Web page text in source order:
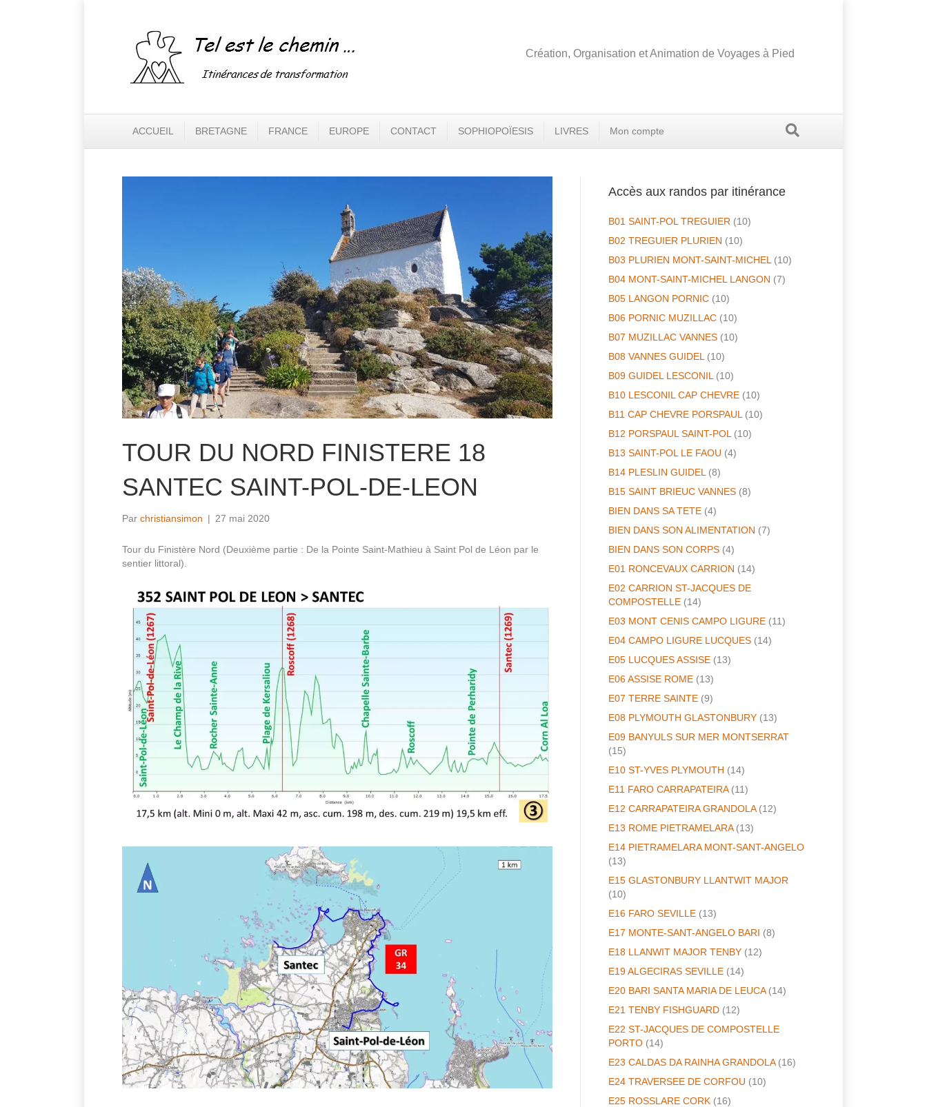
Création, Organisation et Animation de Voyages à Pied
ACCUEIL BRETAGNE FRANCE EUROPE CONTACT SOPHIOPOÏESIS LIVRES Mon compte
TOUR DU NORD FINISTERE 18
SANTEC SAINT-POL-DE-LEON
Par christiansimon | 27 mai 2020
Tour du Finistère Nord (Deuxième partie : De la Pointe Saint-Mathieu à Saint Pol de Léon par le
sentier littoral).
Accès aux randos par itinérance
B01 SAINT-POL TREGUIER (10)
B02 TREGUIER PLURIEN (10)
B03 PLURIEN MONT-SAINT-MICHEL (10)
B04 MONT-SAINT-MICHEL LANGON (7)
B05 LANGON PORNIC (10)
B06 PORNIC MUZILLAC (10)
B07 MUZILLAC VANNES (10)
B08 VANNES GUIDEL (10)
B09 GUIDEL LESCONIL (10)
B10 LESCONIL CAP CHEVRE (10)
B11 CAP CHEVRE PORSPAUL (10)
B12 PORSPAUL SAINT-POL (10)
B13 SAINT-POL LE FAOU (4)
B14 PLESLIN GUIDEL (8)
B15 SAINT BRIEUC VANNES (8)
BIEN DANS SA TETE (4)
BIEN DANS SON ALIMENTATION (7)
BIEN DANS SON CORPS (4)
E01 RONCEVAUX CARRION (14)
E02 CARRION ST-JACQUES DE
COMPOSTELLE (14)
E03 MONT CENIS CAMPO LIGURE (11)
E04 CAMPO LIGURE LUCQUES (14)
E05 LUCQUES ASSISE (13)
E06 ASSISE ROME (13)
E07 TERRE SAINTE (9)
E08 PLYMOUTH GLASTONBURY (13)
E09 BANYULS SUR MER MONTSERRAT
(15)
E10 ST-YVES PLYMOUTH (14)
E11 FARO CARRAPATEIRA(11)
E12 CARRAPATEIRA GRANDOLA(12)
E13 ROME PIETRAMELARA(13)
E14 PIETRAMELARA MONT-SANT-ANGELO
(13)
E15 GLASTONBURY LLANTWIT MAJOR
(10)
E16 FARO SEVILLE (13)
E17 MONTE-SANT-ANGELO BARI (8)
E18 LLANWIT MAJOR TENBY (12)
E19 ALGECIRAS SEVILLE (14)
E20 BARI SANTA MARIA DE LEUCA(14)
E21 TENBY FISHGUARD (12)
E22 ST-JACQUES DE COMPOSTELLE
PORTO (14)
E23 CALDAS DA RAINHA GRANDOLA(16)
E24 TRAVERSEE DE CORFOU (10)
E25 ROSSLARE CORK (16)